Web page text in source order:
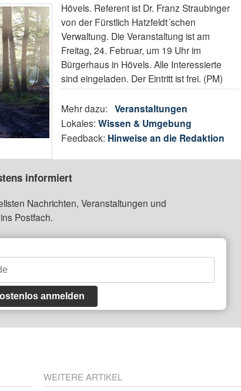
Hövels. Referent ist Dr. Franz Straubinger
von der Fürstlich Hatzfeldt´schen
Verwaltung. Die Veranstaltung ist am
Freitag, 24. Februar, um 19 Uhr im
Bürgerhaus in Hövels. Alle Interessierte
sind eingeladen. Der Eintritt ist frei. (PM)
Mehr dazu:Veranstaltungen
Lokales:Wissen & Umgebung
Feedback: Hinweise an die Redaktion
informiert
Nachrichten, Veranstaltungen und
Postfach.
anmelden
WEITERE ARTIKEL